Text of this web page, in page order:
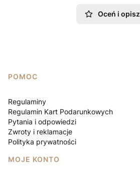
Oceń i opisz
Linki w stopce
POMOC
Regulaminy
Regulamin Kart Podarunkowych
Pytania i odpowiedzi
Zwroty i reklamacje
Polityka prywatności
MOJE KONTO